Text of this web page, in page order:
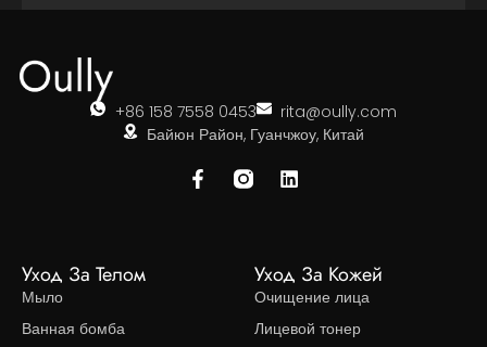
+86 158 7558 0453
rita@oully.com
Байюн Район, Гуанчжоу, Китай
Уход За Телом
Мыло
Ванная бомба
Уход За Кожей
Очищение лица
Лицевой тонер